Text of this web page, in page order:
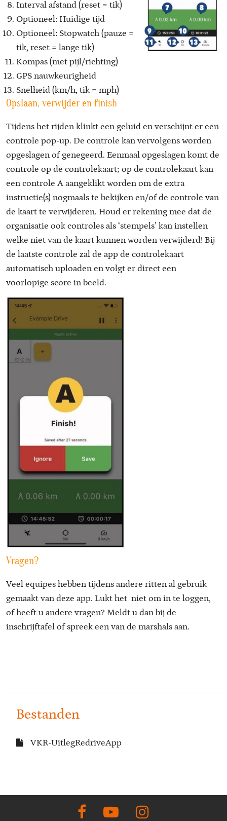
Interval afstand (reset = tik)
Optioneel: Huidige tijd
Optioneel: Stopwatch (pauze =
tik, reset = lange tik)
Kompas (met pijl/richting)
GPS nauwkeurigheid
Snelheid (km/h, tik = mph)
Opslaan, verwijder en finish
Tijdens het rijden klinkt een geluid en verschijnt er een
controle pop-up. De controle kan vervolgens worden
opgeslagen of genegeerd. Eenmaal opgeslagen komt de
controle op de controlekaart; op de controlekaart kan
een controle A aangeklikt worden om de extra
instructie(s) nogmaals te bekijken en/of de controle van
de kaart te verwijderen. Houd er rekening mee dat de
organisatie ook controles als ‘stempels’ kan instellen
welke niet van de kaart kunnen worden verwijderd! Bij
de laatste controle zal de app de controlekaart
automatisch uploaden en volgt er direct een
voorlopige score in beeld.
Vragen?
Veel equipes hebben tijdens andere ritten al gebruik
gemaakt van deze app. Lukt het niet om in te loggen,
of heeft u andere vragen? Meldt u dan bij de
inschrijftafel of spreek een van de marshals aan.
Bestanden
VKR-UitlegRedriveApp